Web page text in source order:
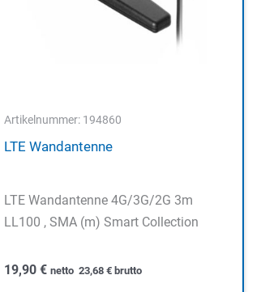
Artikelnummer: 194860
LTE Wandantenne
LTE Wandantenne 4G/3G/2G 3m
LL100 , SMA (m) Smart Collection
19,90 € netto 23,68 €brutto